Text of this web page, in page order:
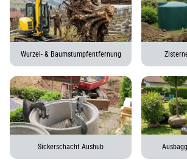
Wurzel- & Baumstumpfentfernung
Sickerschacht Aushub